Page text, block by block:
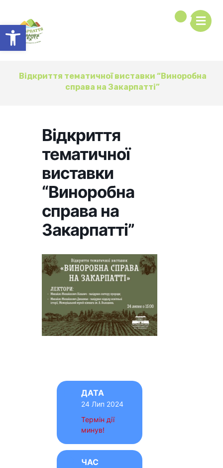
Відкрити Панель інструментів
Відкриття тематичної виставки “Виноробна
справа на Закарпатті”
Відкриття
тематичної
виставки
“Виноробна
справа на
Закарпатті”
ДАТА
24 Лип 2024
Термін дії
минув!
ЧАС